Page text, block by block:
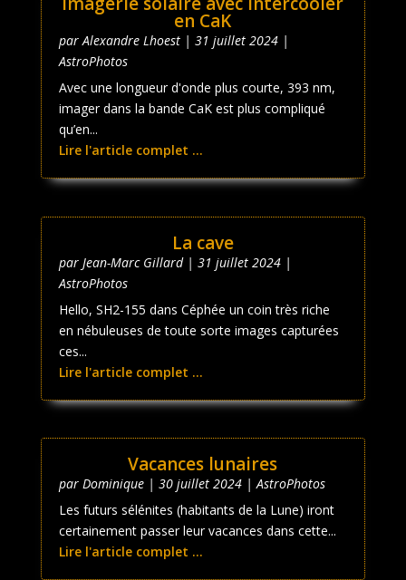
en CaK
parAlexandre Lhoest| 31 juillet 2024|
AstroPhotos
Avec une longueur d'onde plus courte, 393 nm,
imager dans la bande CaK est plus compliqué
qu’en...
Lire l'article complet ...
La cave
par Jean-Marc Gillard| 31 juillet 2024|
AstroPhotos
Hello, SH2-155 dans Céphée un coin très riche
en nébuleuses de toute sorte images capturées
ces...
Lire l'article complet ...
Vacances lunaires
par Dominique| 30 juillet 2024|AstroPhotos
Les futurs sélénites (habitants de la Lune) iront
certainement passer leur vacances dans cette...
Lire l'article complet ...